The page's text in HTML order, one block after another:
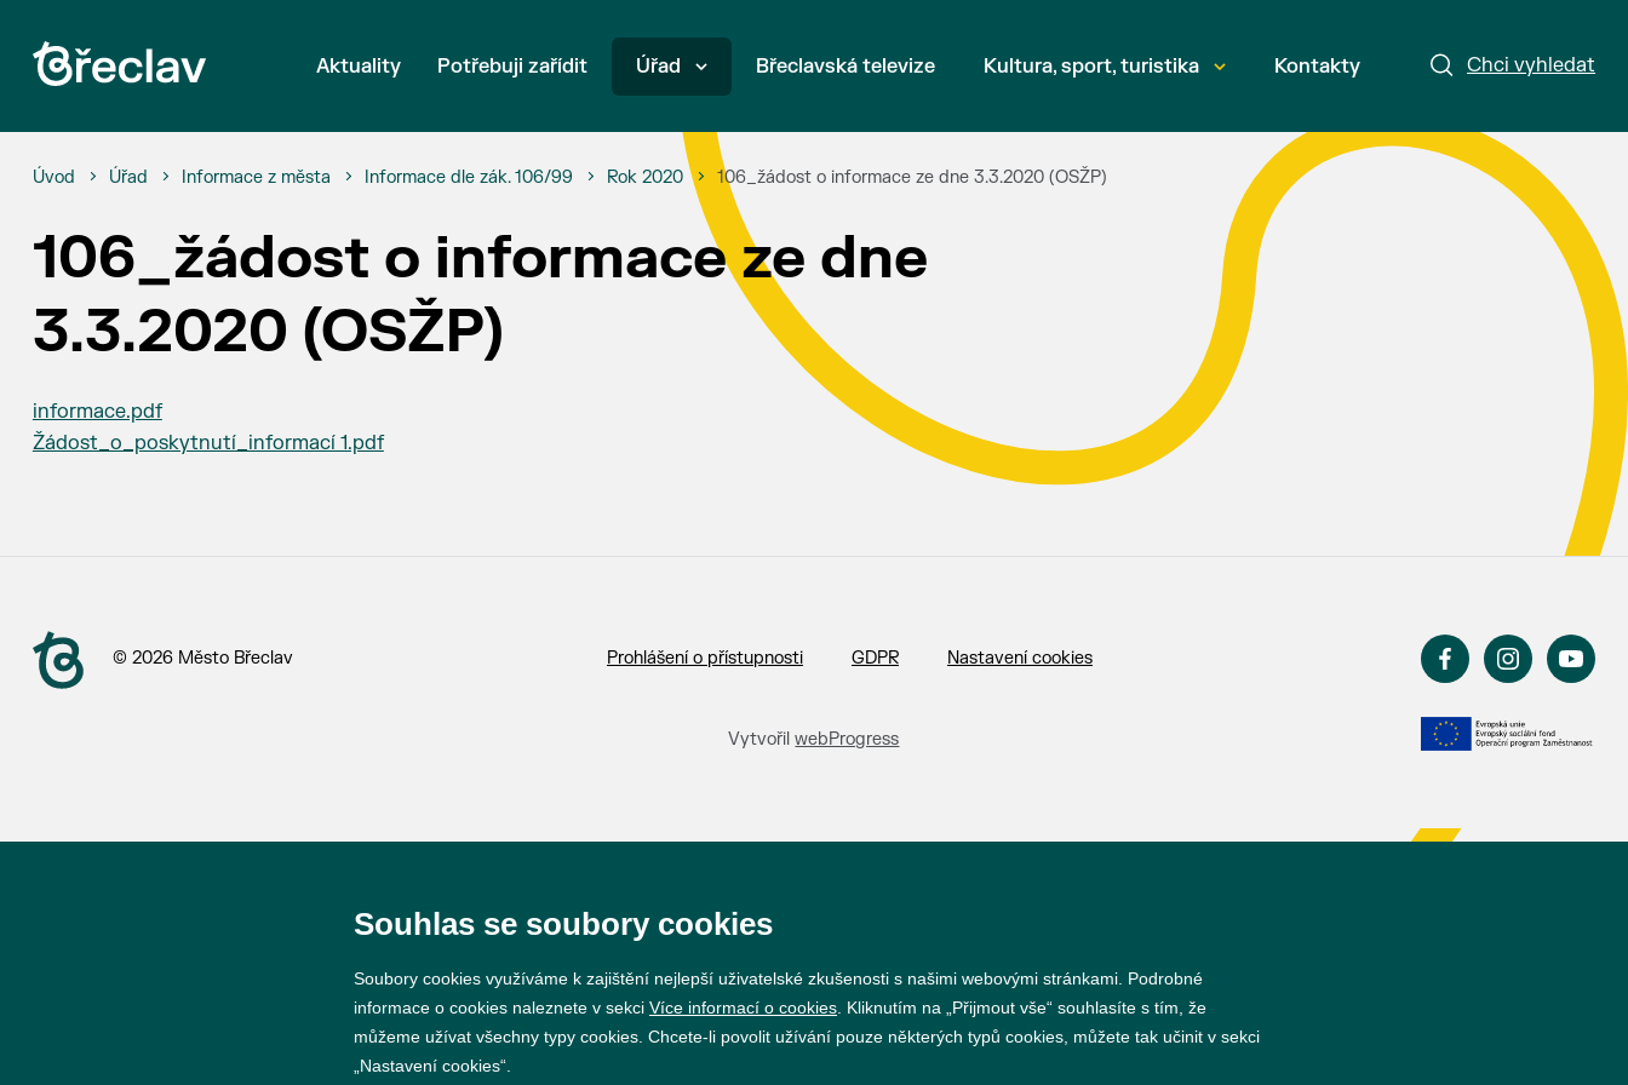
Chci vyhledat
Aktuality Potřebuji zařídit Úřad Břeclavská televize Kultura, sport, turistika Kontakty
Úvod Úřad Informace z města Informace dle zák. 106/99 Rok 2020 106_žádost o informace ze dne 3.3.2020 (OSŽP)
106_žádost o informace ze dne
3.3.2020 (OSŽP)
informace.pdf
Žádost_o_poskytnutí_informací 1.pdf
© 2026 Město Břeclav Prohlášení o přístupnosti GDPR Nastavení cookies
VytvořilwebProgress
Souhlas se soubory cookies
Soubory cookies využíváme k zajištění nejlepší uživatelské zkušenosti s našimi webovými stránkami. Podrobné
informace o cookies naleznete v sekci Více informací o cookies . Kliknutím na „Přijmout vše“ souhlasíte s tím, že
můžeme užívat všechny typy cookies. Chcete-li povolit užívání pouze některých typů cookies, můžete tak učinit v sekci
„Nastavení cookies“.